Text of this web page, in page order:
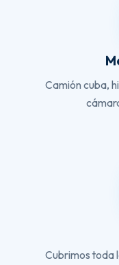
Camión cuba,
Cubrimos toda